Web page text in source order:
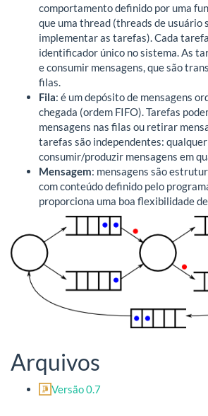
comportamento definido por uma
que uma thread (threads de usuário
implementar as tarefas). Cada
identificador único no sistema. As
e consumir mensagens, que são
filas.
Fila: é um depósito de mensagens
chegada (ordem FIFO). Tarefas
mensagens nas filas ou retirar
tarefas são independentes:
consumir/produzir mensagens em
Mensagem: mensagens são
com conteúdo definido pelo
proporciona uma boa flexibilidade
Arquivos
Versão 0.7